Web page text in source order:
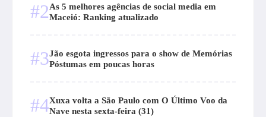
#2As 5 melhores agências de social media em
Maceió: Ranking atualizado
#3Jão esgota ingressos para o show de Memórias
Póstumas em poucas horas
#4Xuxa volta a São Paulo com O Último Voo da
Nave nesta sexta-feira (31)